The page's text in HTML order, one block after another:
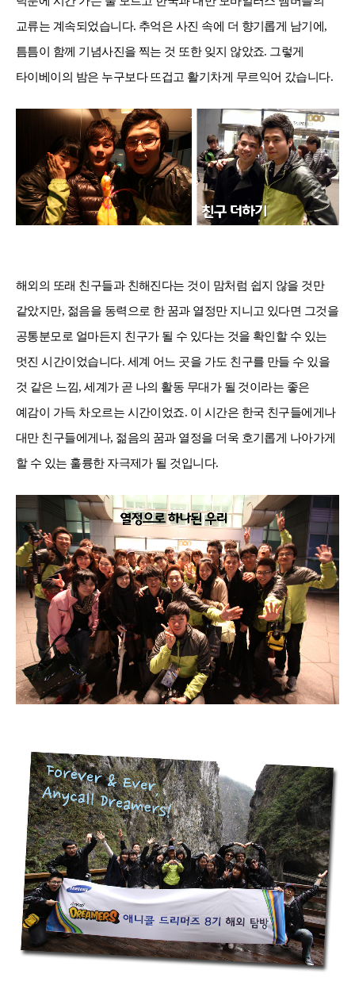
교류는 계속되었습니다. 추억은 사진 속에 더 향기롭게 남기에 ,
틈틈이 함께 기념사진을 찍는 것 또한 잊지 않았죠. 그렇게
타이베이의 밤은 누구보다 뜨겁고 활기차게 무르익어 갔습니다.
해외의 또래 친구들과 친해진다는 것이 맘처럼 쉽지 않을 것만
같았지만, 젊음을 동력으로 한 꿈과 열정만 지니고 있다면 그것을
공통분모로 얼마든지 친구가 될 수 있다는 것을 확인할 수 있는
멋진 시간이었습니다. 세계 어느 곳을 가도 친구를 만들 수 있을
것 같은 느낌,세계가 곧 나의 활동 무대가 될 것이라는 좋은
예감이 가득 차오르는 시간이었죠. 이 시간은 한국 친구들에게나
대만 친구들에게나, 젊음의 꿈과 열정을 더욱 호기롭게 나아가게
할 수 있는 훌륭한 자극제가 될 것입니다.